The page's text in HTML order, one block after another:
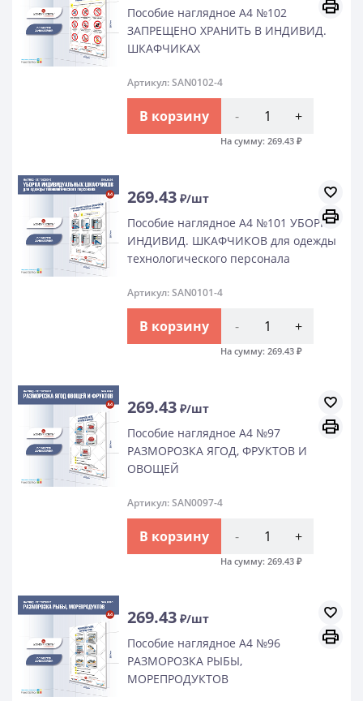
Пособие наглядное А4 №102
ЗАПРЕЩЕНО ХРАНИТЬ В ИНДИВИД.
ШКАФЧИКАХ
Артикул: SAN0102-4
В корзину - +
На сумму: 269.43 ₽
269.43 ₽/шт
Пособие наглядное А4 №101 УБОРКА
ИНДИВИД. ШКАФЧИКОВ для одежды
технологического персонала
Артикул: SAN0101-4
В корзину - +
На сумму: 269.43 ₽
269.43 ₽/шт
Пособие наглядное А4 №97
РАЗМОРОЗКА ЯГОД, ФРУКТОВ И
ОВОЩЕЙ
Артикул: SAN0097-4
В корзину - +
На сумму: 269.43 ₽
269.43 ₽/шт
Пособие наглядное А4 №96
РАЗМОРОЗКА РЫБЫ,
МОРЕПРОДУКТОВ